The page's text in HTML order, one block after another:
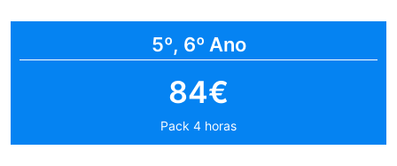
5º, 6º Ano
84€
Pack 4 horas